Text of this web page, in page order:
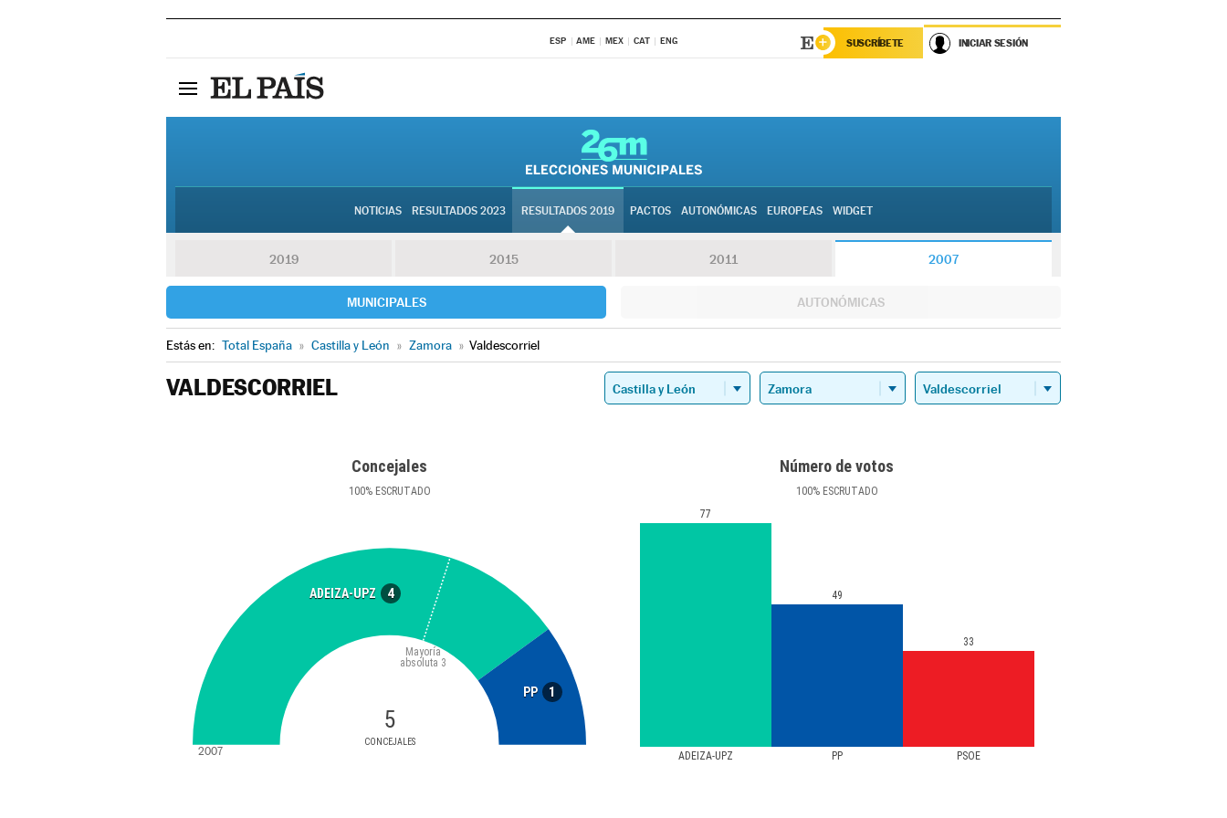
ESP AME MEX CAT ENG SUSCRÍBETE INICIAR SESIÓN
NOTICIAS RESULTADOS 2023 RESULTADOS 2019 PACTOS AUTONÓMICAS EUROPEAS WIDGET
2019 2015 2011 2007
MUNICIPALES AUTONÓMICAS
Estás en: Total España » Castilla y León » Zamora » Valdescorriel
VALDESCORRIEL
Concejales
100%ESCRUTADO
ADEIZA-UPZ 4
PP 1
5
CONCEJALES
Mayoría
absoluta 3
2007
Número de votos
100%ESCRUTADO
ADEIZA-UPZ PP PSOE
77
49
33